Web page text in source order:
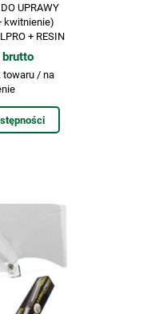
UPRAWY
kwitnienie)
+ RESIN
towaru / na